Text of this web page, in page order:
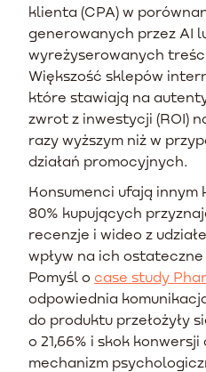
klienta (CPA) w
generowanych przez AI
wyreżyserowanych
Większość sklepów
które stawiają na
zwrot z inwestycji (ROI)
razy wyższym niż w
działań promocyjnych.
Konsumenci ufają innym
80% kupujących
recenzje i wideo z
wpływ na ich
Pomyśl o case study
odpowiednia
do produktu przełożyły
o 21,66% i skok konwersji
mechanizm